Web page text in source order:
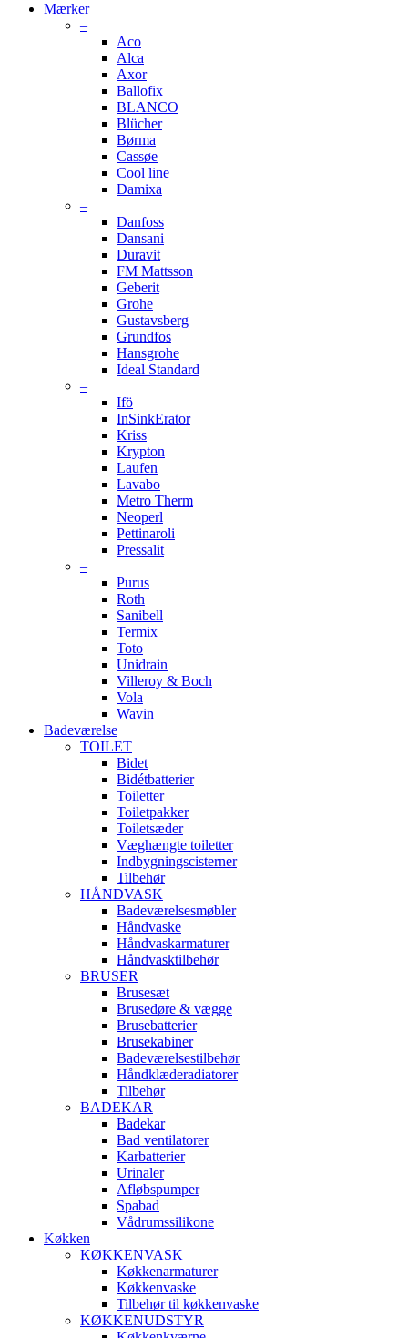
Mærker
–
Aco
Alca
Axor
Ballofix
BLANCO
Blücher
Børma
Cassøe
Cool line
Damixa
–
Danfoss
Dansani
Duravit
FM Mattsson
Geberit
Grohe
Gustavsberg
Grundfos
Hansgrohe
Ideal Standard
–
Ifö
InSinkErator
Kriss
Krypton
Laufen
Lavabo
Metro Therm
Neoperl
Pettinaroli
Pressalit
–
Purus
Roth
Sanibell
Termix
Toto
Unidrain
Villeroy & Boch
Vola
Wavin
Badeværelse
TOILET
Bidet
Bidétbatterier
Toiletter
Toiletpakker
Toiletsæder
Væghængte toiletter
Indbygningscisterner
Tilbehør
HÅNDVASK
Badeværelsesmøbler
Håndvaske
Håndvaskarmaturer
Håndvasktilbehør
BRUSER
Brusesæt
Brusedøre & vægge
Brusebatterier
Brusekabiner
Badeværelsestilbehør
Håndklæderadiatorer
Tilbehør
BADEKAR
Badekar
Bad ventilatorer
Karbatterier
Urinaler
Afløbspumper
Spabad
Vådrumssilikone
Køkken
KØKKENVASK
Køkkenarmaturer
Køkkenvaske
Tilbehør til køkkenvaske
KØKKENUDSTYR